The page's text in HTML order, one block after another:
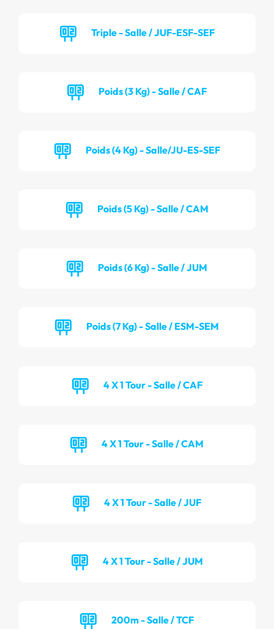
Triple - Salle / JUF-ESF-SEF
Poids (3 Kg) - Salle / CAF
Poids (4 Kg) - Salle/JU-ES-SEF
Poids (5 Kg) - Salle / CAM
Poids (6 Kg) - Salle / JUM
Poids (7 Kg) - Salle / ESM-SEM
4 X 1 Tour - Salle / CAF
4 X 1 Tour - Salle / CAM
4 X 1 Tour - Salle / JUF
4 X 1 Tour - Salle / JUM
200m - Salle / TCF